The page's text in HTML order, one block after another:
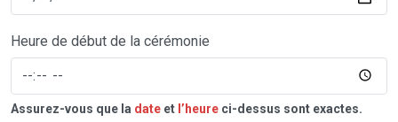
Heure de début de la cérémonie
Assurez-vous que la date et l’heure ci-dessus sont exactes.